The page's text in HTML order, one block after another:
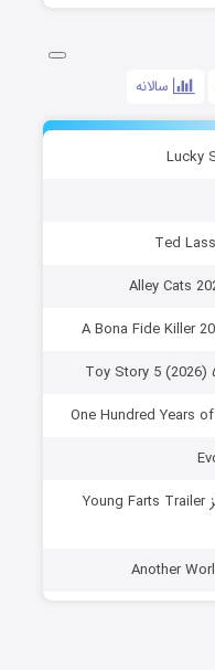
سالانه
دانلود مستند قطعات تریلر یانگ فارتز Young Farts Trailer